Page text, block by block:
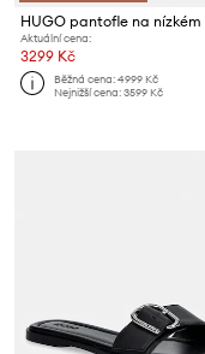
Aktuální cena:
3299 Kč
Běžná cena:4999 Kč
Nejnižší cena:3599 Kč